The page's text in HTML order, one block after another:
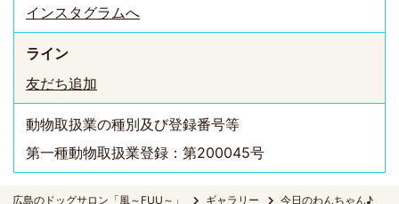
インスタグラムへ
ライン
友だち追加
動物取扱業の種別及び登録番号等
第一種動物取扱業登録：第200045号
広島のドッグサロン「風～FUU～」 ギャラリー 今日のわんちゃん♪